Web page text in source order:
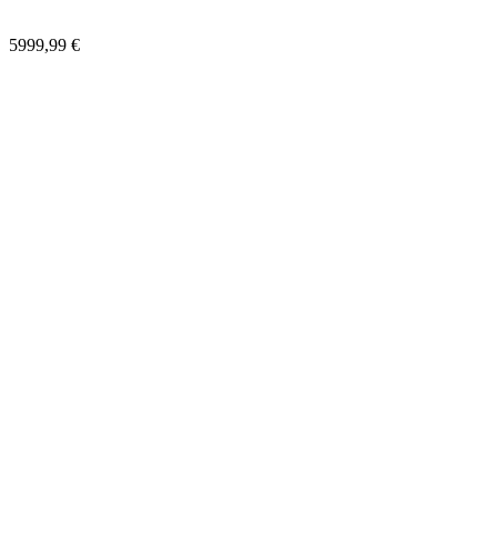
5999,99 €